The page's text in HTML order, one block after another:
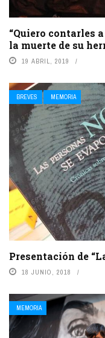
“Quiero contarles
la muerte de su
19 ABRIL, 2019
BREVES MEMORIA
Presentación de
18 JUNIO, 2018
MEMORIA